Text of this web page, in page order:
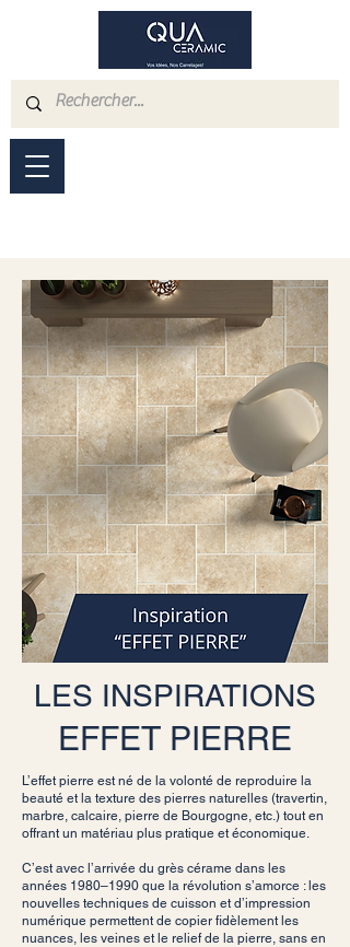
LES INSPIRATIONS
EFFET PIERRE
L’effet pierre est né de la volonté de reproduire la
beauté et la texture des pierres naturelles (travertin,
marbre, calcaire, pierre de Bourgogne, etc.) tout en
offrant un matériau plus pratique et économique.
C’est avec l’arrivée du grès cérame dans les
années 1980–1990 que la révolution s’amorce : les
nouvelles techniques de cuisson et d’impression
numérique permettent de copier fidèlement les
nuances, les veines et le relief de la pierre, sans en